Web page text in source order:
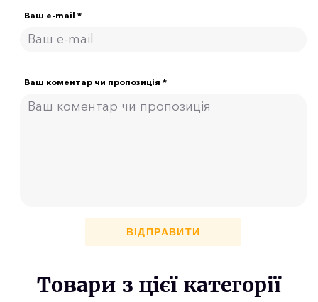
Ваш e-mail *
Ваш коментар чи пропозиція *
ВІДПРАВИТИ
Товари з цієї категорії